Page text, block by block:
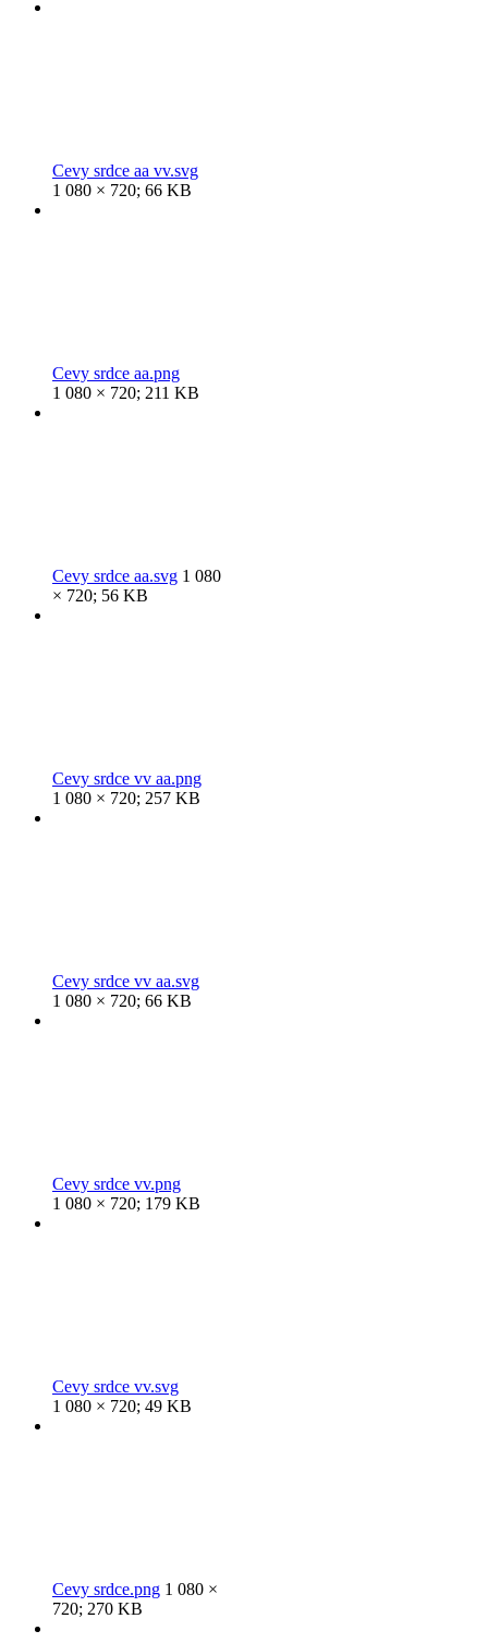
Cevy srdce aa vv.svg
1 080 × 720; 66 KB
Cevy srdce aa.png
1 080 × 720; 211 KB
Cevy srdce aa.svg 1 080
× 720; 56 KB
Cevy srdce vv aa.png
1 080 × 720; 257 KB
Cevy srdce vv aa.svg
1 080 × 720; 66 KB
Cevy srdce vv.png
1 080 × 720; 179 KB
Cevy srdce vv.svg
1 080 × 720; 49 KB
Cevy srdce.png 1 080 ×
720; 270 KB